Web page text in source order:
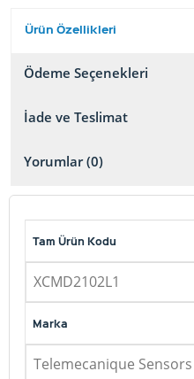
Ürün Özellikleri
Ödeme Seçenekleri
İade ve Teslimat
Yorumlar (0)
Tam Ürün Kodu
XCMD2102L1
Marka
Telemecanique Sensors